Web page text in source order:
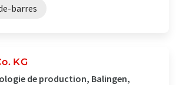
barres
KG
de production, Balingen,